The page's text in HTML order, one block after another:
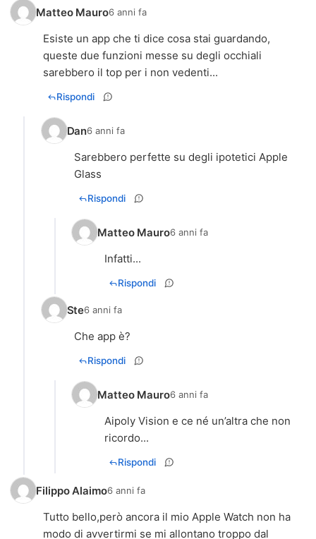
Matteo Mauro6 anni fa
Esiste un app che ti dice cosa stai guardando,
queste due funzioni messe su degli occhiali
sarebbero il top per i non vedenti...
Rispondi
Dan6 anni fa
Sarebbero perfette su degli ipotetici Apple
Glass
Rispondi
Matteo Mauro6 anni fa
Infatti...
Rispondi
Ste6 anni fa
Che app è?
Rispondi
Matteo Mauro6 anni fa
Aipoly Vision e ce né un’altra che non
ricordo...
Rispondi
Filippo Alaimo6 anni fa
Tutto bello,però ancora il mio Apple Watch non ha
modo di avvertirmi se mi allontano troppo dal